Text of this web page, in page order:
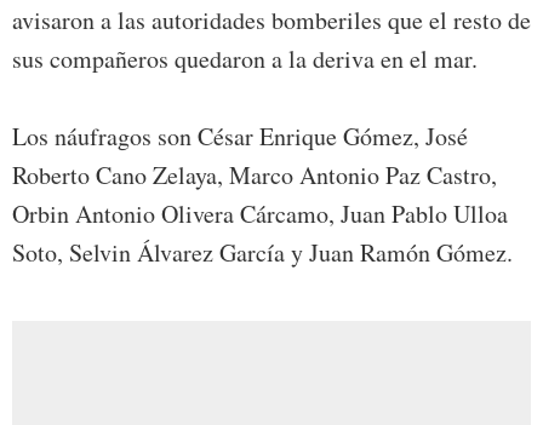
avisaron a las autoridades bomberiles que el resto de
sus compañeros quedaron a la deriva en el mar.
Los náufragos son César Enrique Gómez, José
Roberto Cano Zelaya, Marco Antonio Paz Castro,
Orbin Antonio Olivera Cárcamo, Juan Pablo Ulloa
Soto, Selvin Álvarez García y Juan Ramón Gómez.